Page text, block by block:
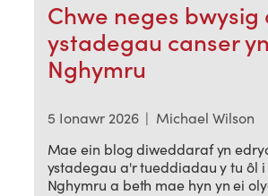
Chwe neges bwysig
ystadegau canser
Nghymru
5 Ionawr 2026 | Michael Wilson
Mae ein blog diweddaraf yn
ystadegau a'r tueddiadau y tu ôl
Nghymru a beth mae hyn yn ei